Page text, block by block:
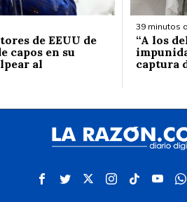
de EEUU de
capos en su
al
39 minutos
“A los
captura